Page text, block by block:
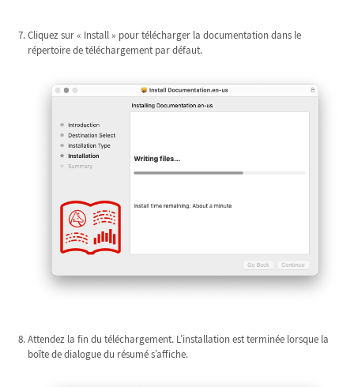
Cliquez sur « Install » pour télécharger la documentation dans le
répertoire de téléchargement par défaut.
Attendez la fin du téléchargement. L’installation est terminée lorsque la
boîte de dialogue du résumé s’affiche.